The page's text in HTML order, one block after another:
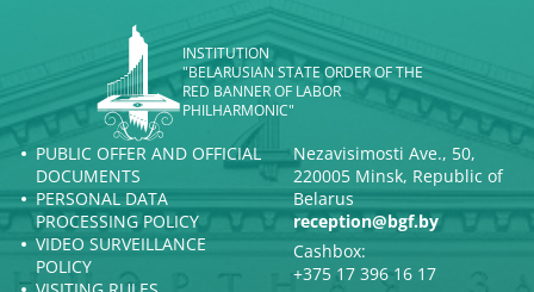
INSTITUTION
"BELARUSIAN STATE ORDER OF THE
RED BANNER OF LABOR
PHILHARMONIC"
PUBLIC OFFER AND OFFICIAL
DOCUMENTS
PERSONAL DATA
PROCESSING POLICY
VIDEO SURVEILLANCE
POLICY
Nezavisimosti Ave., 50,
220005 Minsk, Republic of
Belarus
reception@bgf.by
Cashbox:
+375 17 396 16 17